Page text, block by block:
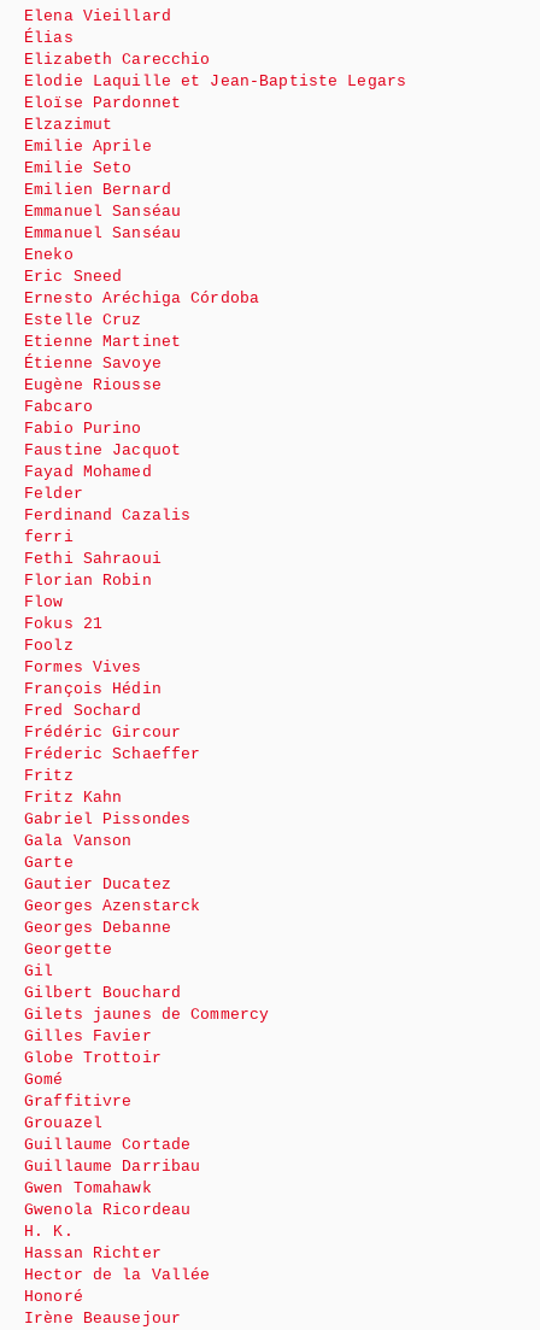
Elena Vieillard
Élias
Elizabeth Carecchio
Elodie Laquille et Jean-Baptiste Legars
Eloïse Pardonnet
Elzazimut
Emilie Aprile
Emilie Seto
Emilien Bernard
Emmanuel Sanséau
Emmanuel Sanséau
Eneko
Eric Sneed
Ernesto Aréchiga Córdoba
Estelle Cruz
Etienne Martinet
Étienne Savoye
Eugène Riousse
Fabcaro
Fabio Purino
Faustine Jacquot
Fayad Mohamed
Felder
Ferdinand Cazalis
ferri
Fethi Sahraoui
Florian Robin
Flow
Fokus 21
Foolz
Formes Vives
François Hédin
Fred Sochard
Frédéric Gircour
Fréderic Schaeffer
Fritz
Fritz Kahn
Gabriel Pissondes
Gala Vanson
Garte
Gautier Ducatez
Georges Azenstarck
Georges Debanne
Georgette
Gil
Gilbert Bouchard
Gilets jaunes de Commercy
Gilles Favier
Globe Trottoir
Gomé
Graffitivre
Grouazel
Guillaume Cortade
Guillaume Darribau
Gwen Tomahawk
Gwenola Ricordeau
H. K.
Hassan Richter
Hector de la Vallée
Honoré
Irène Beausejour